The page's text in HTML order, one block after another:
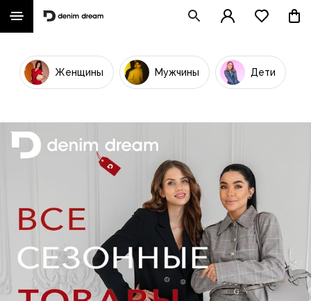
Женщины Мужчины Дети